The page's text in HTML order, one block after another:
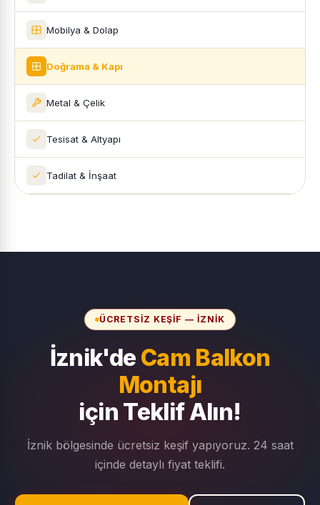
Mobilya & Dolap
Doğrama & Kapı
Metal & Çelik
Tesisat & Altyapı
Tadilat & İnşaat
ÜCRETSIZ KEŞIF — İZNIK
İznik'de Cam Balkon
Montajı
için Teklif Alın!
İznik bölgesinde ücretsiz keşif yapıyoruz. 24 saat
içinde detaylı fiyat teklifi.